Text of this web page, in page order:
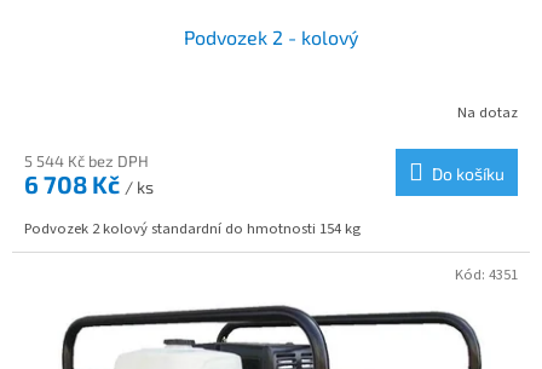
Podvozek 2 - kolový
Na dotaz
5 544 Kč bez DPH
6 708 Kč / ks
Do košíku
Podvozek 2 kolový standardní do hmotnosti 154 kg
Kód: 4351